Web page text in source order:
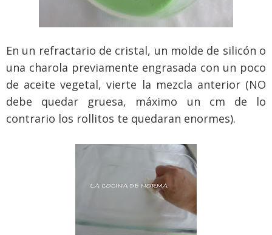
En un refractario de cristal, un molde de silicón o
una charola previamente engrasada con un poco
de aceite vegetal, vierte la mezcla anterior (NO
debe quedar gruesa, máximo un cm de lo
contrario los rollitos te quedaran enormes).